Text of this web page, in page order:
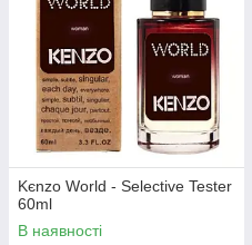
Kєnzo World - Selective Tester
60ml
В наявності